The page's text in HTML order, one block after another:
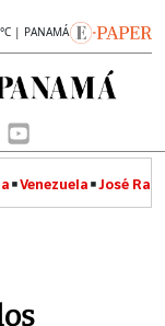
| PANAMÁ
Venezuela José